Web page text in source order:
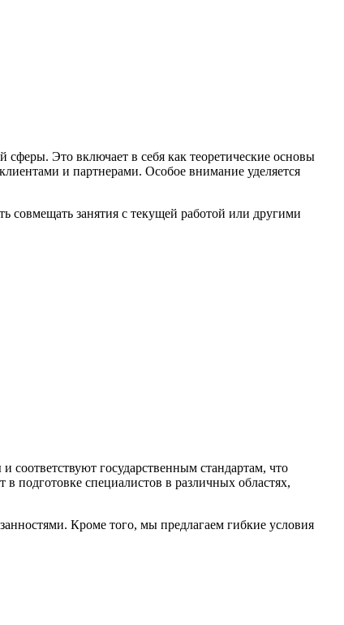
Это включает в себя как теоретические основы
и партнерами. Особое внимание уделяется
совмещать занятия с текущей работой или другими
государственным стандартам, что
подготовке специалистов в различных областях,
Кроме того, мы предлагаем гибкие условия